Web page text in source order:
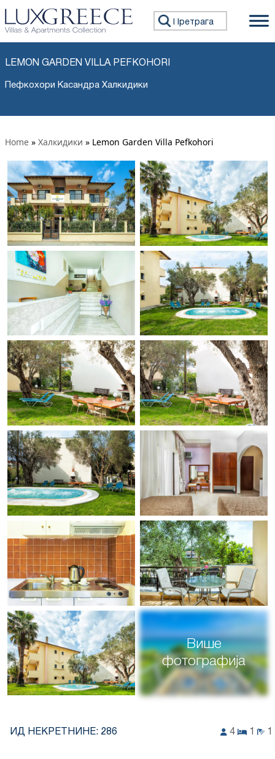
Претражи:
LEMON GARDEN VILLA PEFKOHORI
Пефкохори Касандра Халкидики
Home » Халкидики » Lemon Garden Villa Pefkohori
Више
фотографија
ИД НЕКРЕТНИНЕ: 286 4 1 1